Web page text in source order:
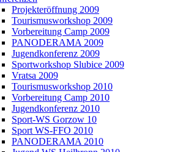
Projekteröffnung 2009
Tourismusworkshop 2009
Vorbereitung Camp 2009
PANODERAMA 2009
Jugendkonferenz 2009
Sportworkshop Slubice 2009
Vratsa 2009
Tourismusworkshop 2010
Vorbereitung Camp 2010
Jugendkonferenz 2010
Sport-WS Gorzow 10
Sport WS-FFO 2010
PANODERAMA 2010